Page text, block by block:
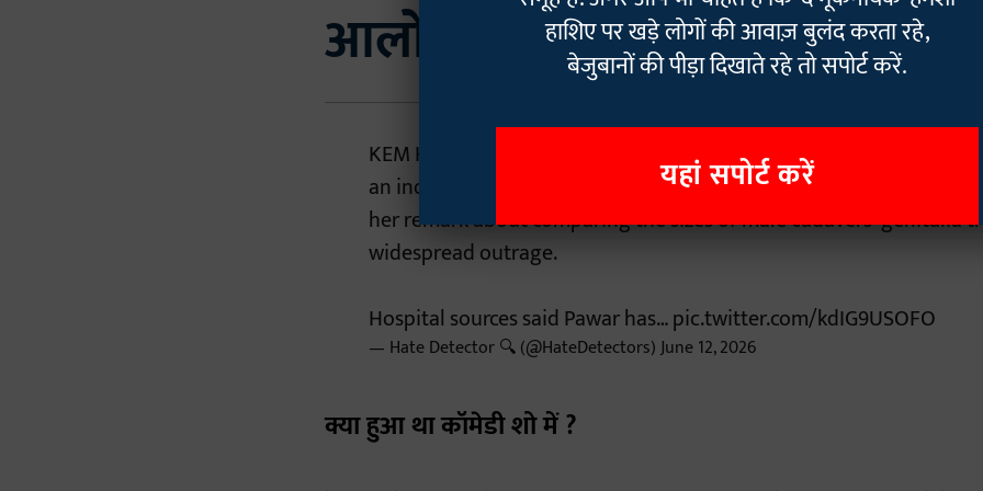
आलोचना हुई।
KEM Hospital in Mumbai, where MBBS student Sejal Pawar studies,
an inquiry into comments she made during comedian Pranit
her remark about comparing the sizes of male cadavers' genitalia
widespread outrage.
Hospital sources said Pawar has…pic.twitter.com/kdIG9USOFO
— Hate Detector 🔍 (@HateDetectors)June 12, 2026
क्या हुआ था कॉमेडी शो में ?
हाशिए पर खड़े लोगों की आवाज़ बुलंद करता रहे,
बेजुबानों की पीड़ा दिखाते रहे तो सपोर्ट करें.
यहां सपोर्ट करें